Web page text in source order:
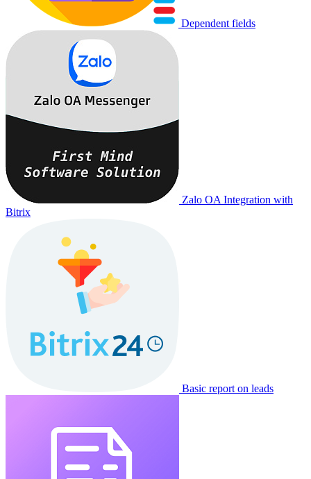
Dependent fields
Zalo OA Integration with
Bitrix
Basic report on leads